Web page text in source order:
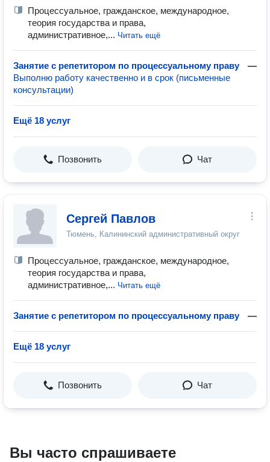
Процессуальное, гражданское, международное,
теория государства и права,
административное,... Читать ещё
Занятие с репетитором по процессуальному праву
—
Выполню работу качественно и в срок (письменные
консультации)
Ещё 18 услуг
Позвонить Чат
Сергей Павлов
Тюмень, Калининский административный округ
Процессуальное, гражданское, международное,
теория государства и права,
административное,... Читать ещё
Занятие с репетитором по процессуальному праву —
Ещё 18 услуг
Позвонить Чат
Вы часто спрашиваете